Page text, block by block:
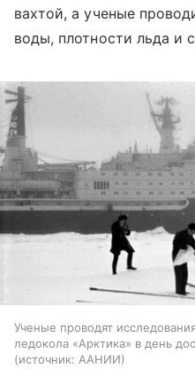
вахтой, а ученые
воды, плотности льда и
Ученые проводят
ледокола «Арктика» в день
источник: ААНИИ